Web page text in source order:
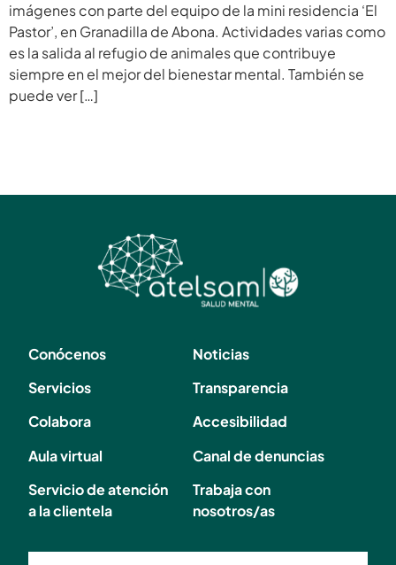
imágenes con parte del equipo de la mini residencia ‘El
Pastor’, en Granadilla de Abona. Actividades varias como
es la salida al refugio de animales que contribuye
siempre en el mejor del bienestar mental. También se
puede ver […]
Conócenos
Servicios
Colabora
Aula virtual
Servicio de atención
a la clientela
Noticias
Transparencia
Accesibilidad
Canal de denuncias
Trabaja con
nosotros/as